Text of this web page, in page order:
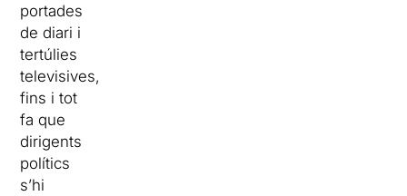
portades
de diari i
tertúlies
televisives,
fins i tot
fa que
dirigents
polítics
s’hi